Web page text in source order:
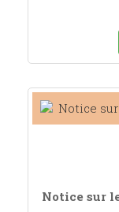
Notice sur